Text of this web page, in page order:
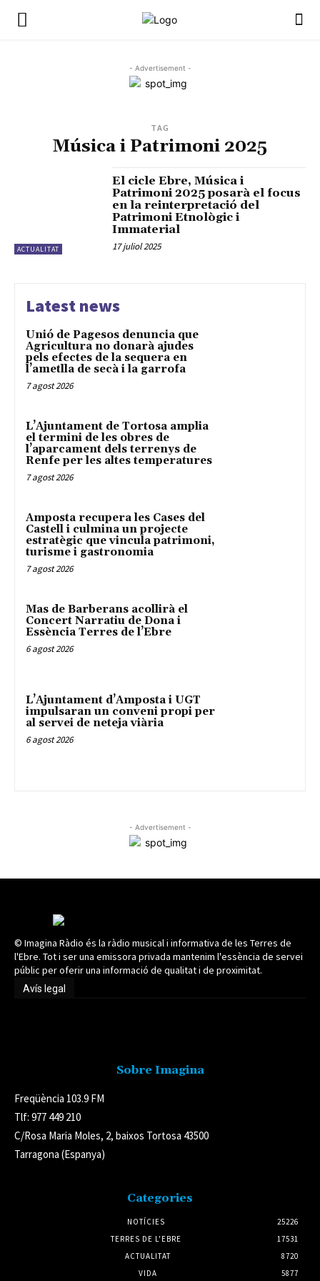
- Advertisement -
TAG
Música i Patrimoni 2025
ACTUALITAT
El cicle Ebre, Música i
Patrimoni 2025 posarà el focus
en la reinterpretació del
Patrimoni Etnològic i
Immaterial
17 juliol 2025
Latest news
Unió de Pagesos denuncia que
Agricultura no donarà ajudes
pels efectes de la sequera en
l’ametlla de secà i la garrofa
7 agost 2026
L’Ajuntament de Tortosa amplia
el termini de les obres de
l’aparcament dels terrenys de
Renfe per les altes temperatures
7 agost 2026
Amposta recupera les Cases del
Castell i culmina un projecte
estratègic que vincula patrimoni,
turisme i gastronomia
7 agost 2026
Mas de Barberans acollirà el
Concert Narratiu de Dona i
Essència Terres de l’Ebre
6 agost 2026
L’Ajuntament d’Amposta i UGT
impulsaran un conveni propi per
al servei de neteja viària
6 agost 2026
- Advertisement -
© Imagina Ràdio és la ràdio musical i informativa de les Terres de
l'Ebre. Tot i ser una emissora privada mantenim l'essència de servei
públic per oferir una informació de qualitat i de proximitat.
Avís legal
Sobre Imagina
Freqüència 103.9 FM
Tlf: 977 449 210
C/Rosa Maria Moles, 2, baixos Tortosa 43500
Tarragona (Espanya)
Categories
NOTÍCIES
25226
TERRES DE L'EBRE
17531
ACTUALITAT
8720
VIDA
5877